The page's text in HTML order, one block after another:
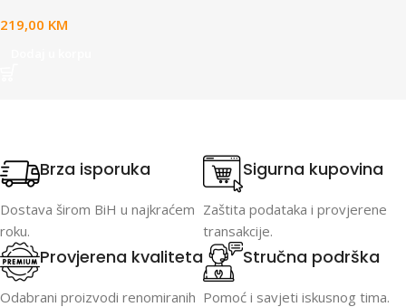
219,00 KM
Brza isporuka
Dostava širom BiH u najkraćem
roku.
Sigurna kupovina
Zaštita podataka i provjerene
transakcije.
Provjerena kvaliteta
Odabrani proizvodi renomiranih
Stručna podrška
Pomoć i savjeti iskusnog tima.